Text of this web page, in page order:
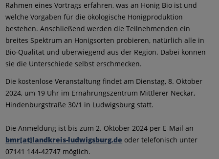
Rahmen eines Vortrags erfahren, was an Honig Bio ist und
welche Vorgaben für die ökologische Honigproduktion
bestehen. Anschließend werden die Teilnehmenden ein
breites Spektrum an Honigsorten probieren, natürlich alle in
Bio-Qualität und überwiegend aus der Region. Dabei können
sie die Unterschiede selbst erschmecken.
Die kostenlose Veranstaltung findet am Dienstag, 8. Oktober
2024, um 19 Uhr im Ernährungszentrum Mittlerer Neckar,
Hindenburgstraße 30/1 in Ludwigsburg statt.
Die Anmeldung ist bis zum 2. Oktober 2024 per E-Mail an
bmr[at]landkreis-ludwigsburg.de oder telefonisch unter
07141 144-42747 möglich.